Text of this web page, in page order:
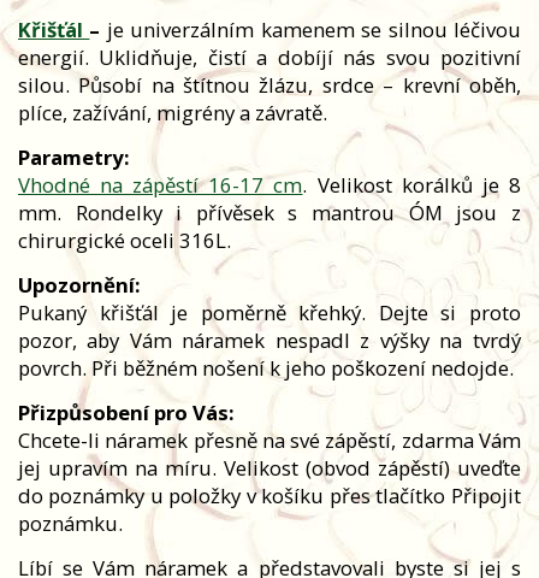
Křišťál – je univerzálním kamenem se silnou léčivou
energií. Uklidňuje, čistí a dobíjí nás svou pozitivní
silou. Působí na štítnou žlázu, srdce – krevní oběh,
plíce, zažívání, migrény a závratě.
Parametry:
Vhodné na zápěstí 16-17 cm. Velikost korálků je 8
mm. Rondelky i přívěsek s mantrou ÓM jsou z
chirurgické oceli 316L.
Upozornění:
Pukaný křišťál je poměrně křehký. Dejte si proto
pozor, aby Vám náramek nespadl z výšky na tvrdý
povrch. Při běžném nošení k jeho poškození nedojde.
Přizpůsobení pro Vás:
Chcete-li náramek přesně na své zápěstí, zdarma Vám
jej upravím na míru. Velikost (obvod zápěstí) uveďte
do poznámky u položky v košíku přes tlačítko Připojit
poznámku.
Líbí se Vám náramek a představovali byste si jej s